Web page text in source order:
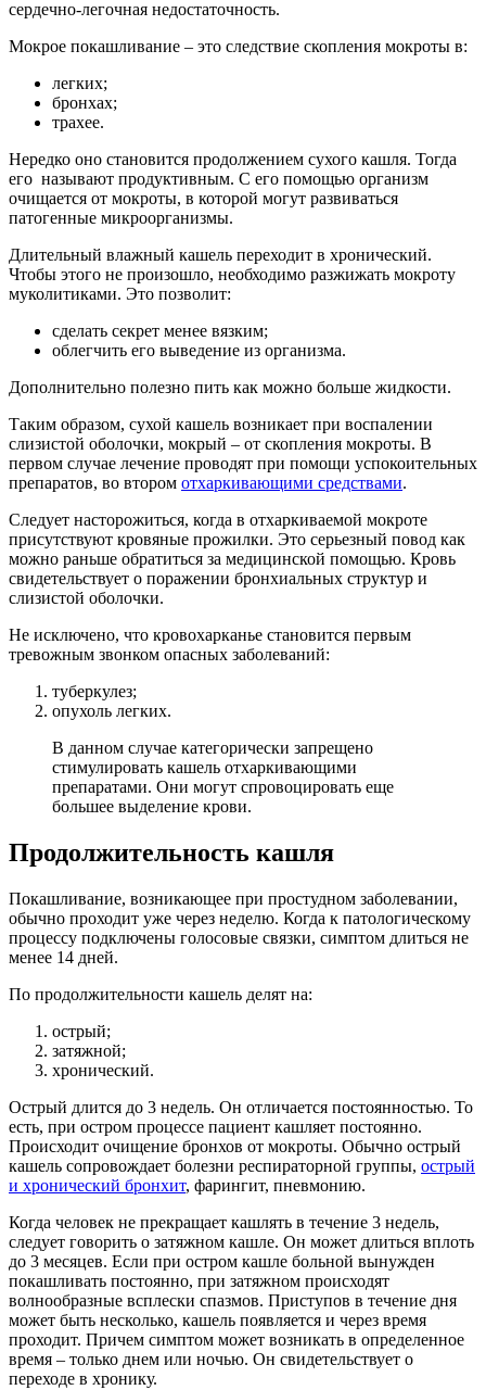
сердечно-легочная недостаточность.
Мокрое покашливание – это следствие скопления мокроты в:
легких;
бронхах;
трахее.
Нередко оно становится продолжением сухого кашля. Тогда
его называют продуктивным. С его помощью организм
очищается от мокроты, в которой могут развиваться
патогенные микроорганизмы.
Длительный влажный кашель переходит в хронический.
Чтобы этого не произошло, необходимо разжижать мокроту
муколитиками. Это позволит:
сделать секрет менее вязким;
облегчить его выведение из организма.
Дополнительно полезно пить как можно больше жидкости.
Таким образом, сухой кашель возникает при воспалении
слизистой оболочки, мокрый – от скопления мокроты. В
первом случае лечение проводят при помощи успокоительных
препаратов, во втором отхаркивающими средствами.
Следует насторожиться, когда в отхаркиваемой мокроте
присутствуют кровяные прожилки. Это серьезный повод как
можно раньше обратиться за медицинской помощью. Кровь
свидетельствует о поражении бронхиальных структур и
слизистой оболочки.
Не исключено, что кровохарканье становится первым
тревожным звонком опасных заболеваний:
туберкулез;
опухоль легких.
В данном случае категорически запрещено
стимулировать кашель отхаркивающими
препаратами. Они могут спровоцировать еще
большее выделение крови.
Продолжительность кашля
Покашливание, возникающее при простудном заболевании,
обычно проходит уже через неделю. Когда к патологическому
процессу подключены голосовые связки, симптом длиться не
менее 14 дней.
По продолжительности кашель делят на:
острый;
затяжной;
хронический.
Острый длится до 3 недель. Он отличается постоянностью. То
есть, при остром процессе пациент кашляет постоянно.
Происходит очищение бронхов от мокроты. Обычно острый
кашель сопровождает болезни респираторной группы, острый
и хронический бронхит, фарингит, пневмонию.
Когда человек не прекращает кашлять в течение 3 недель,
следует говорить о затяжном кашле. Он может длиться вплоть
до 3 месяцев. Если при остром кашле больной вынужден
покашливать постоянно, при затяжном происходят
волнообразные всплески спазмов. Приступов в течение дня
может быть несколько, кашель появляется и через время
проходит. Причем симптом может возникать в определенное
время – только днем или ночью. Он свидетельствует о
переходе в хронику.